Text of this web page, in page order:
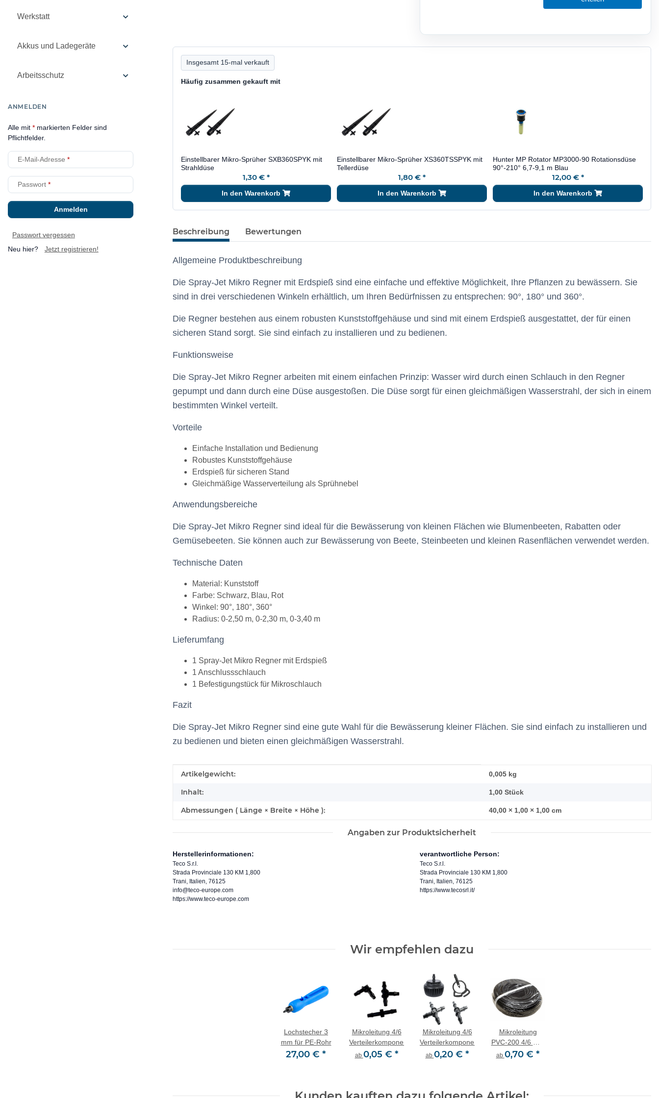
Insgesamt 15-mal verkauft
Häufig zusammen gekauft mit
Einstellbarer Mikro-Sprüher SXB360SPYK mit
Strahldüse
1,30 € *
In den Warenkorb
Einstellbarer Mikro-Sprüher XS360TSSPYK mit
Tellerdüse
1,80 € *
In den Warenkorb
Hunter MP Rotator MP3000-90 Rotationsdüse
90°-210° 6,7-9,1 m Blau
12,00 € *
In den Warenkorb
Beschreibung Bewertungen
Allgemeine Produktbeschreibung
Die Spray-Jet Mikro Regner mit Erdspieß sind eine einfache und effektive Möglichkeit, Ihre Pflanzen zu bewässern. Sie
sind in drei verschiedenen Winkeln erhältlich, um Ihren Bedürfnissen zu entsprechen: 90°, 180° und 360°.
Die Regner bestehen aus einem robusten Kunststoffgehäuse und sind mit einem Erdspieß ausgestattet, der für einen
sicheren Stand sorgt. Sie sind einfach zu installieren und zu bedienen.
Funktionsweise
Die Spray-Jet Mikro Regner arbeiten mit einem einfachen Prinzip: Wasser wird durch einen Schlauch in den Regner
gepumpt und dann durch eine Düse ausgestoßen. Die Düse sorgt für einen gleichmäßigen Wasserstrahl, der sich in einem
bestimmten Winkel verteilt.
Vorteile
Einfache Installation und Bedienung
Robustes Kunststoffgehäuse
Erdspieß für sicheren Stand
Gleichmäßige Wasserverteilung als Sprühnebel
Anwendungsbereiche
Die Spray-Jet Mikro Regner sind ideal für die Bewässerung von kleinen Flächen wie Blumenbeeten, Rabatten oder
Gemüsebeeten. Sie können auch zur Bewässerung von Beete, Steinbeeten und kleinen Rasenflächen verwendet werden.
Technische Daten
Material: Kunststoff
Farbe: Schwarz, Blau, Rot
Winkel: 90°, 180°, 360°
Radius: 0-2,50 m, 0-2,30 m, 0-3,40 m
Lieferumfang
1 Spray-Jet Mikro Regner mit Erdspieß
1 Anschlussschlauch
1 Befestigungstück für Mikroschlauch
Fazit
Die Spray-Jet Mikro Regner sind eine gute Wahl für die Bewässerung kleiner Flächen. Sie sind einfach zu installieren und
zu bedienen und bieten einen gleichmäßigen Wasserstrahl.
Produkteigenschaft
Wert
Artikelgewicht: 0,005 kg
Inhalt: 1,00 Stück
Abmessungen ( Länge × Breite × Höhe ): 40,00 × 1,00 × 1,00 cm
Angaben zur Produktsicherheit
Herstellerinformationen:
Teco S.r.l.
Strada Provinciale 130 KM 1,800
Trani, Italien, 76125
info@teco-europe.com
https://www.teco-europe.com
verantwortliche Person:
Teco S.r.l.
Strada Provinciale 130 KM 1,800
Trani, Italien, 76125
https://www.tecosrl.it/
Wir empfehlen dazu
Lochstecher 3
mm für PE-Rohr
27,00 € *
Mikroleitung 4/6
Verteilerkomponenten
ab 0,05 € *
Mikroleitung 4/6
Verteilerkomponenten
ab 0,20 € *
Mikroleitung
PVC-200 4/6 mm
mit semiflexibler
ab 0,70 € *
Werkstatt
Akkus und Ladegeräte
Arbeitsschutz
ANMELDEN
Alle mit * markierten Felder sind
Pflichtfelder.
E-Mail-Adresse
Passwort
Anmelden
Passwort vergessen
Neu hier?
Jetzt registrieren!